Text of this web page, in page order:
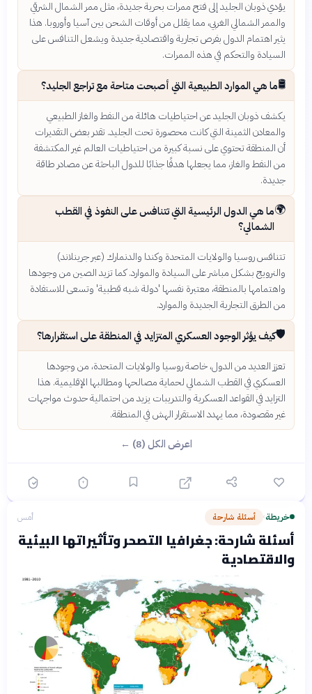
يؤدي ذوبان الجليد إلى فتح ممرات بحرية جديدة، مثل ممر الشمال الشرقي
والممر الشمالي الغربي، مما يقلل من أوقات الشحن بين آسيا وأوروبا. هذا
يثير اهتمام الدول بفرص تجارية واقتصادية جديدة ويشعل التنافس على
السيادة والتحكم في هذه الممرات.
🛢️ما هي الموارد الطبيعية التي أصبحت متاحة مع تراجع الجليد؟
يكشف ذوبان الجليد عن احتياطيات هائلة من النفط والغاز الطبيعي
والمعادن الثمينة التي كانت محصورة تحت الجليد. تقدر بعض التقديرات
أن المنطقة تحتوي على نسبة كبيرة من احتياطيات العالم غير المكتشفة
من النفط والغاز، مما يجعلها هدفًا جذابًا للدول الباحثة عن مصادر طاقة
جديدة.
🌍ما هي الدول الرئيسية التي تتنافس على النفوذ في القطب
الشمالي؟
تتنافس روسيا والولايات المتحدة وكندا والدنمارك (عبر جرينلاند)
والنرويج بشكل مباشر على السيادة والموارد. كما تزيد الصين من وجودها
واهتمامها بالمنطقة، معتبرة نفسها 'دولة شبه قطبية' وتسعى للاستفادة
من الطرق التجارية الجديدة والموارد.
🛡️كيف يؤثر الوجود العسكري المتزايد في المنطقة على استقرارها؟
تعزز العديد من الدول، خاصة روسيا والولايات المتحدة، من وجودها
العسكري في القطب الشمالي لحماية مصالحها ومطالبها الإقليمية. هذا
التزايد في القواعد العسكرية والتدريبات يزيد من احتمالية حدوث مواجهات
غير مقصودة، مما يهدد الاستقرار الهش في المنطقة.
اعرض الكل (8) ←
خريطة› أسئلة شارحة أمس
أسئلة شارحة: جغرافيا التصحر وتأثيراتها البيئية
والاقتصادية